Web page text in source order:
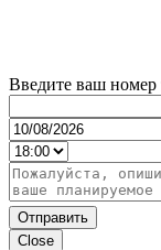
Введите ваш номер
Отправить
Close